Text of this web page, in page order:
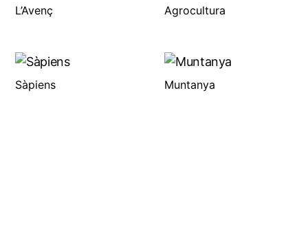
L’Avenç Agrocultura
Sàpiens Muntanya